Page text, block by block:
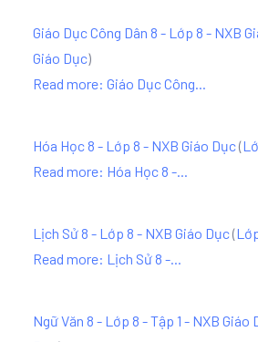
Giáo Dục Công Dân 8 - Lớp 8 - NXB
Giáo Dục)
Read more: Giáo Dục Công...
Hóa Học 8 - Lớp 8 - NXB Giáo Dục(
Read more: Hóa Học 8 -...
Lịch Sử 8 - Lớp 8 - NXB Giáo Dục(
Read more: Lịch Sử 8 -...
Ngữ Văn 8 - Lớp 8 - Tập 1 - NXB Giáo